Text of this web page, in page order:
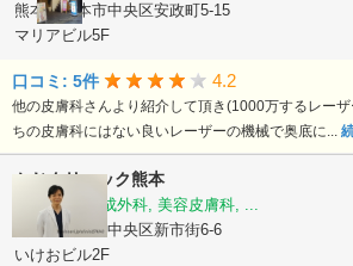
熊本県熊本市中央区安政町5-15
マリアビル5F
口コミ: 5件 4.2
他の皮膚科さんより紹介して頂き(1000万するレー
ちの皮膚科にはない良いレーザーの機械で奥底に...
かじクリニック熊本
美容外科, 形成外科, 美容皮膚科, ...
熊本県熊本市中央区新市街6-6
いけおビル2F